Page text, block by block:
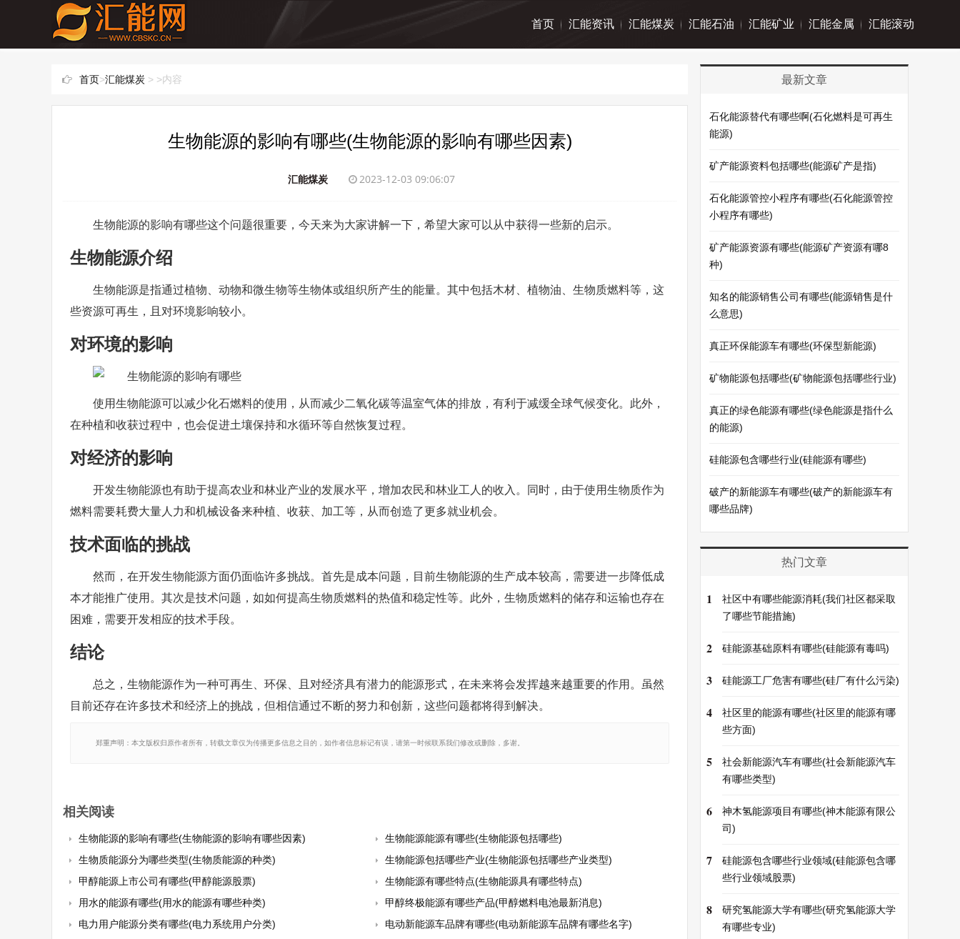
首页 汇能资讯 汇能煤炭 汇能石油 汇能矿业 汇能金属 汇能滚动
首页>汇能煤炭 > >内容
生物能源的影响有哪些(生物能源的影响有哪些因素)
汇能煤炭 2023-12-03 09:06:07
生物能源的影响有哪些这个问题很重要，今天来为大家讲解一下，希望大家可以从中获得一些新的启示。
生物能源介绍
生物能源是指通过植物、动物和微生物等生物体或组织所产生的能量。其中包括木材、植物油、生物质燃料等，这
些资源可再生，且对环境影响较小。
对环境的影响
使用生物能源可以减少化石燃料的使用，从而减少二氧化碳等温室气体的排放，有利于减缓全球气候变化。此外，
在种植和收获过程中，也会促进土壤保持和水循环等自然恢复过程。
对经济的影响
开发生物能源也有助于提高农业和林业产业的发展水平，增加农民和林业工人的收入。同时，由于使用生物质作为
燃料需要耗费大量人力和机械设备来种植、收获、加工等，从而创造了更多就业机会。
技术面临的挑战
然而，在开发生物能源方面仍面临许多挑战。首先是成本问题，目前生物能源的生产成本较高，需要进一步降低成
本才能推广使用。其次是技术问题，如如何提高生物质燃料的热值和稳定性等。此外，生物质燃料的储存和运输也存在
困难，需要开发相应的技术手段。
结论
总之，生物能源作为一种可再生、环保、且对经济具有潜力的能源形式，在未来将会发挥越来越重要的作用。虽然
目前还存在许多技术和经济上的挑战，但相信通过不断的努力和创新，这些问题都将得到解决。
郑重声明：本文版权归原作者所有，转载文章仅为传播更多信息之目的，如作者信息标记有误，请第一时候联系我们修改或删除，多谢。
相关阅读
生物能源的影响有哪些(生物能源的影响有哪些因素)
生物能源能源有哪些(生物能源包括哪些)
生物质能源分为哪些类型(生物质能源的种类)
生物能源包括哪些产业(生物能源包括哪些产业类型)
甲醇能源上市公司有哪些(甲醇能源股票)
生物能源有哪些特点(生物能源具有哪些特点)
用水的能源有哪些(用水的能源有哪些种类)
甲醇终极能源有哪些产品(甲醇燃料电池最新消息)
电力用户能源分类有哪些(电力系统用户分类)
电动新能源车品牌有哪些(电动新能源车品牌有哪些名字)
最新文章
石化能源替代有哪些啊(石化燃料是可再生
能源)
矿产能源资料包括哪些(能源矿产是指)
石化能源管控小程序有哪些(石化能源管控
小程序有哪些)
矿产能源资源有哪些(能源矿产资源有哪8
种)
知名的能源销售公司有哪些(能源销售是什
么意思)
真正环保能源车有哪些(环保型新能源)
矿物能源包括哪些(矿物能源包括哪些行业)
真正的绿色能源有哪些(绿色能源是指什么
的能源)
硅能源包含哪些行业(硅能源有哪些)
破产的新能源车有哪些(破产的新能源车有
哪些品牌)
热门文章
1
社区中有哪些能源消耗(我们社区都采取
了哪些节能措施)
2 硅能源基础原料有哪些(硅能源有毒吗)
3 硅能源工厂危害有哪些(硅厂有什么污染)
4
社区里的能源有哪些(社区里的能源有哪
些方面)
5
社会新能源汽车有哪些(社会新能源汽车
有哪些类型)
6
神木氢能源项目有哪些(神木能源有限公
司)
7
硅能源包含哪些行业领域(硅能源包含哪
些行业领域股票)
8
研究氢能源大学有哪些(研究氢能源大学
有哪些专业)